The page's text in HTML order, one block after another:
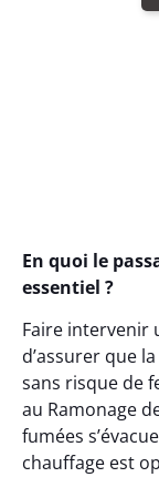
En quoi le
essentiel ?
Faire intervenir
d’assurer que
sans risque de
au Ramonage
fumées
chauffage est